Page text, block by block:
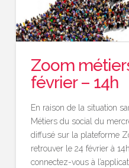
Zoom
février – 14h
En raison de la situation
Métiers du social du
diffusé sur la plateforme
retrouver le 24 février à
connectez-vous à